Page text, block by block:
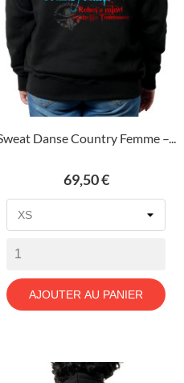
Danse Country Femme –...
Prix
69,50 €
AJOUTER AU PANIER